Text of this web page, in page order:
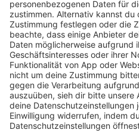
KW30 Album der Woche
SONNY FODERA
ALL AGAIN?”
Mit seinem sechsten
Sonny Fodera ein
kreativer Arbeit – ein